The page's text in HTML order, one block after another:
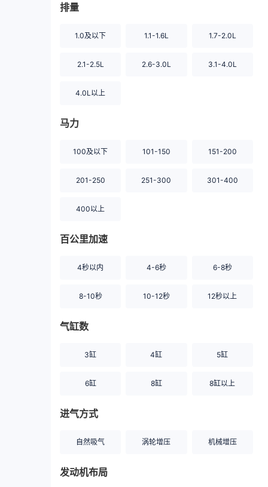
排量
1.0及以下 1.1-1.6L 1.7-2.0L
2.1-2.5L 2.6-3.0L 3.1-4.0L
4.0L以上
马力
100及以下 101-150 151-200
201-250 251-300 301-400
400以上
百公里加速
4秒以内 4-6秒 6-8秒
8-10秒 10-12秒 12秒以上
气缸数
3缸 4缸 5缸
6缸 8缸 8缸以上
进气方式
自然吸气 涡轮增压 机械增压
发动机布局